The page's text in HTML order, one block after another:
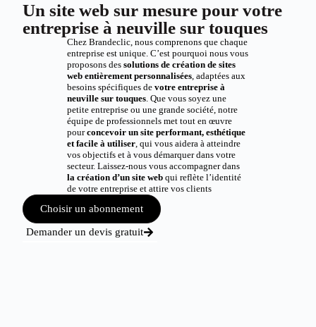
Un site web sur mesure pour votre
entreprise à neuville sur touques
Chez Brandeclic, nous comprenons que chaque
entreprise est unique. C’est pourquoi nous vous
proposons des solutions de création de sites
web entièrement personnalisées, adaptées aux
besoins spécifiques de votre entreprise à
neuville sur touques. Que vous soyez une
petite entreprise ou une grande société, notre
équipe de professionnels met tout en œuvre
pourconcevoir un site performant, esthétique
et facile à utiliser, qui vous aidera à atteindre
vos objectifs et à vous démarquer dans votre
secteur. Laissez-nous vous accompagner dans
la création d’un site webqui reflète l’identité
de votre entreprise et attire vos clients
Choisir un abonnement
Demander un devis gratuit